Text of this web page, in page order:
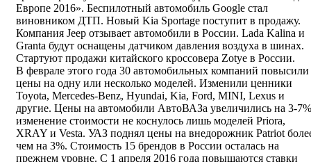
Европе 2016». Беспилотный автомобиль Google стал
виновником ДТП. Новый Kia Sportage поступит в продажу.
Компания Jeep отзывает автомобили в России. Lada Kalina и
Granta будут оснащены датчиком давления воздуха в шинах.
Стартуют продажи китайского кроссовера Zotye в России.
В феврале этого года 30 автомобильных компаний повысили
цены на одну или несколько моделей. Изменили ценники
Toyota, Mercedes-Benz, Hyundai, Kia, Ford, MINI, Lexus и
другие. Цены на автомобили АвтоВАЗа увеличились на 3-
изменение стоимости не коснулось лишь моделей Priora,
XRAY и Vesta. УАЗ поднял цены на внедорожник Patriot
чем на 3%. Стоимость 15 брендов в России осталась на
прежнем уровне. С 1 апреля 2016 года повышаются ставки